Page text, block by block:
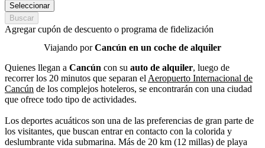
Seleccionar
Buscar
Agregar cupón de descuento o programa de fidelización
Viajando porCancún en un coche de alquiler
Quienes llegan a Cancún con su auto de alquiler, luego de
recorrer los 20 minutos que separan el Aeropuerto Internacional de
Cancún de los complejos hoteleros, se encontrarán con una ciudad
que ofrece todo tipo de actividades.
Los deportes acuáticos son una de las preferencias de gran parte de
los visitantes, que buscan entrar en contacto con la colorida y
deslumbrante vida submarina. Más de 20 km (12 millas) de playa